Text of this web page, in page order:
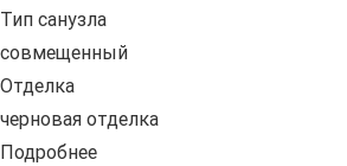
Тип санузла
совмещенный
Отделка
черновая отделка
Подробнее